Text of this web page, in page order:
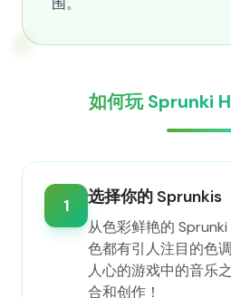
如何玩 Sprunki
1 选择你的 Sprunkis
从色彩鲜艳的
色都有引人注目的色
人心的游戏中的音乐
合和创作！